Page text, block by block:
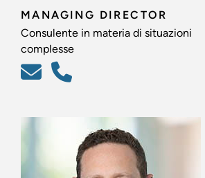
MANAGING DIRECTOR
Consulente in materia di situazioni
complesse